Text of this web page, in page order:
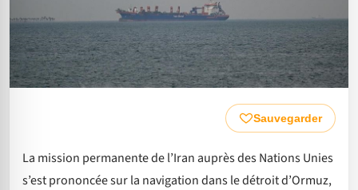
Sauvegarder
La mission permanente de l’Iran auprès des Nations Unies
s’est prononcée sur la navigation dans le détroit d’Ormuz,